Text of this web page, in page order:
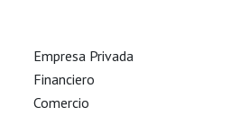
Empresa Privada
Financiero
Comercio